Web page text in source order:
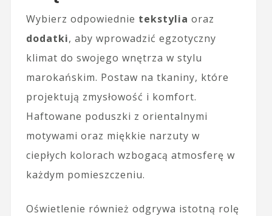
Wybierz odpowiednie tekstylia oraz
dodatki, aby wprowadzić egzotyczny
klimat do swojego wnętrza w stylu
marokańskim. Postaw na tkaniny, które
projektują zmysłowość i komfort.
Haftowane poduszki z orientalnymi
motywami oraz miękkie narzuty w
ciepłych kolorach wzbogacą atmosferę w
każdym pomieszczeniu.
Oświetlenie również odgrywa istotną rolę